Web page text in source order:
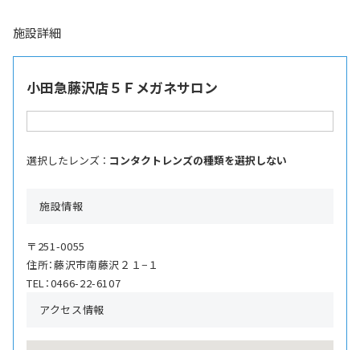
施設詳細
小田急藤沢店５Ｆメガネサロン
選択したレンズ ： コンタクトレンズの種類を選択しない
施設情報
〒251-0055
住所：藤沢市南藤沢２１−１
TEL：0466-22-6107
アクセス情報